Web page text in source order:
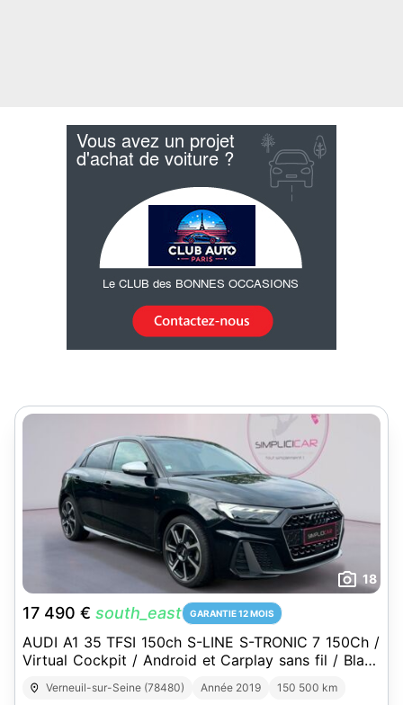
18
17 490 € south_east GARANTIE 12 MOIS
AUDI A1 35 TFSI 150ch S-LINE S-TRONIC 7 150Ch /
Virtual Cockpit / Android et Carplay sans fil / Black
Edition / Garantie 12 mois
Verneuil-sur-Seine (78480) Année 2019 150 500 km